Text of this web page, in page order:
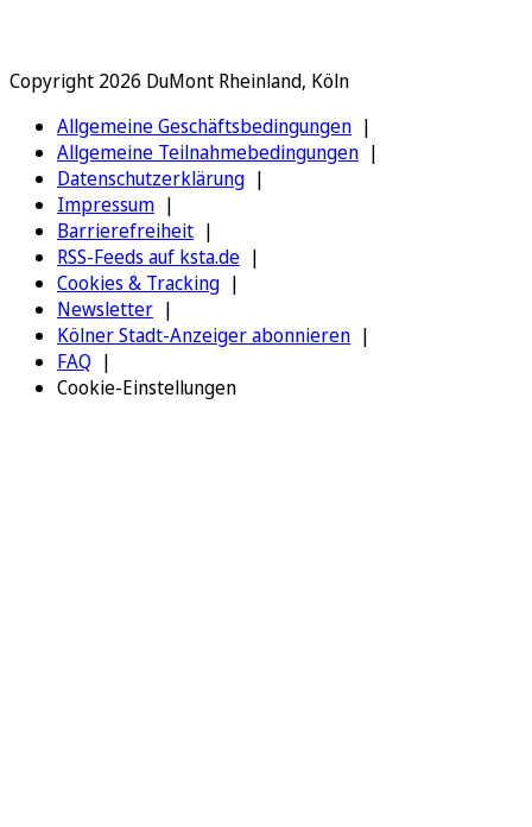
Copyright 2026 DuMont Rheinland, Köln
Allgemeine Geschäftsbedingungen
Allgemeine Teilnahmebedingungen
Datenschutzerklärung
Impressum
Barrierefreiheit
RSS-Feeds auf ksta.de
Cookies & Tracking
Newsletter
Kölner Stadt-Anzeiger abonnieren
FAQ
Cookie-Einstellungen